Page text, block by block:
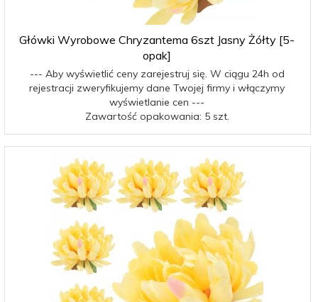
Główki Wyrobowe Chryzantema 6szt Jasny Żółty [5-
opak]
--- Aby wyświetlić ceny zarejestruj się. W ciągu 24h od
rejestracji zweryfikujemy dane Twojej firmy i włączymy
wyświetlanie cen ---
Zawartość opakowania: 5 szt.